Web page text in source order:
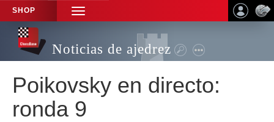
SHOP
TOGGLE
NAVIGATION
Noticias de ajedrez
Poikovsky en directo:
ronda 9